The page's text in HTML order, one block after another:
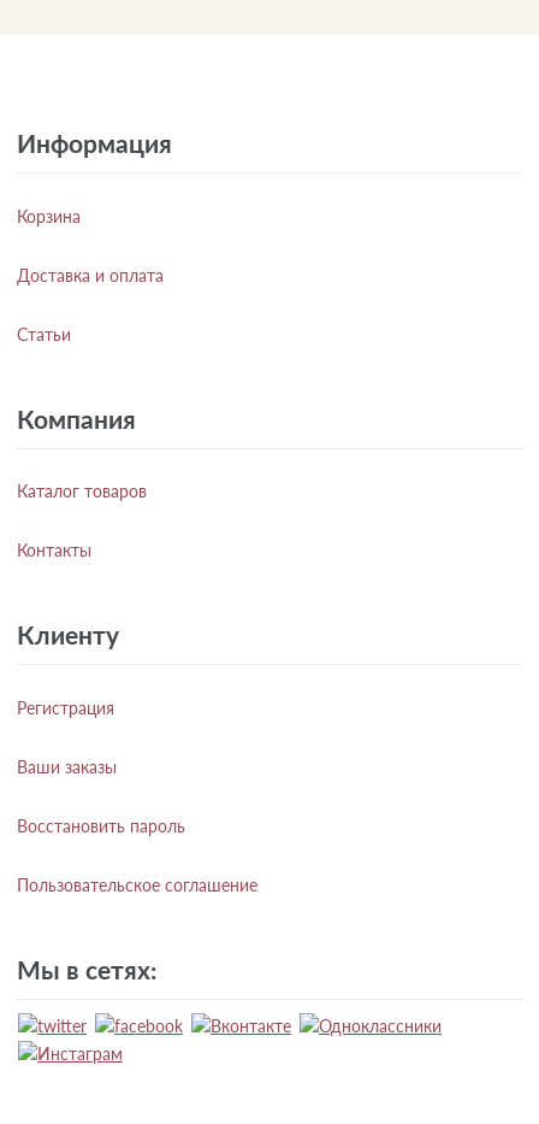
Информация
Корзина
Доставка и оплата
Статьи
Компания
Каталог товаров
Контакты
Клиенту
Регистрация
Ваши заказы
Восстановить пароль
Пользовательское соглашение
Мы в сетях: